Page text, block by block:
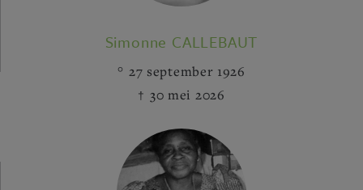
Simonne CALLEBAUT
27 september 1926
30 mei 2026